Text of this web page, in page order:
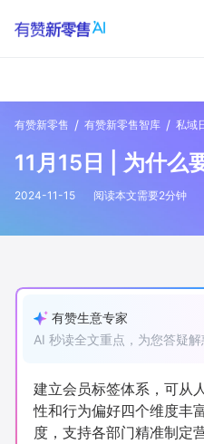
有赞春季发布会
新零售大会
新零售私享会
有赞新零售 / 有赞新零售智库 / 私域
11月15日 | 为什么
2024-11-15 阅读本文需要2分钟
有赞生意专家
AI 秒读全文重点，为您答疑解
建立会员标签体系，可从
性和行为偏好四个维度丰
度，支持各部门精准制定